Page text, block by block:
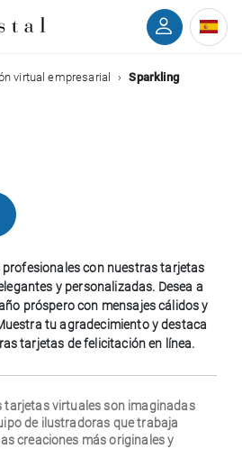
virtual empresarial Sparkling
con nuestras tarjetas
y personalizadas. Desea a
próspero con mensajes cálidos y
tu agradecimiento y destaca
tarjetas de felicitación en línea.
tarjetas virtuales son imaginadas
de ilustradoras que trabaja
creaciones más originales y